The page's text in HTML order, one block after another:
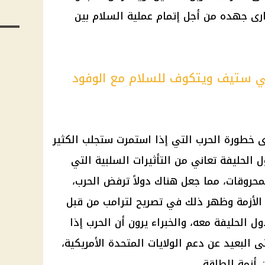
جهده من أجل إتمام عملية السلام بين
ستيف ويتكوف للسلام مع الوفود
خطورة الحرب التي إذا استمرت ستجلب الكثير
تعاني من التأثيرات السلبية التي
مما جعل هناك دولاً ترفض الحرب،
الأزمة وظهر ذلك في تصريح لترامب من قبل
معه، والخبراء يرون أن الحرب إذا
عن دعم الولايات المتحدة الأمريكية،